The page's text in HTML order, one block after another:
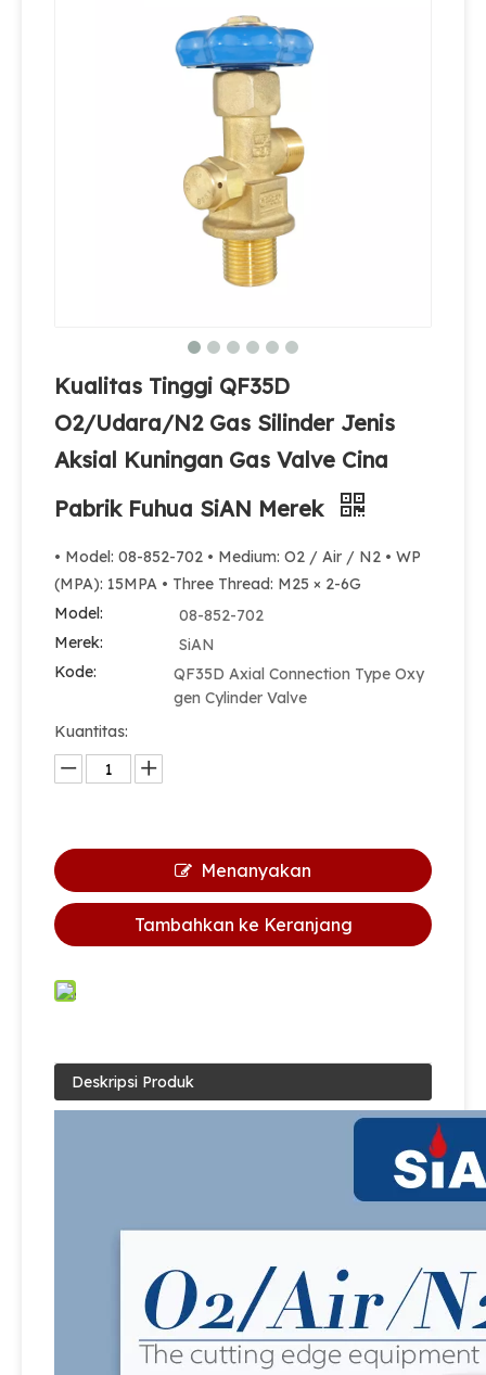
Kualitas Tinggi QF35D
O2/Udara/N2 Gas Silinder Jenis
Aksial Kuningan Gas Valve Cina
Pabrik Fuhua SiAN Merek
• Model: 08-852-702 • Medium: O2 / Air / N2 • WP
(MPA): 15MPA • Three Thread: M25 × 2-6G
Model:
08-852-702
Merek:
SiAN
Kode:
QF35D Axial Connection Type Oxy
gen Cylinder Valve
Kuantitas:
Menanyakan
Tambahkan ke Keranjang
Deskripsi Produk